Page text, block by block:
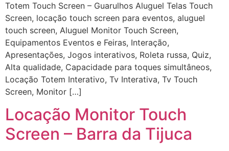
Totem Touch Screen – Guarulhos Aluguel Telas Touch
Screen, locação touch screen para eventos, aluguel
touch screen, Aluguel Monitor Touch Screen,
Equipamentos Eventos e Feiras, Interação,
Apresentações, Jogos interativos, Roleta russa, Quiz,
Alta qualidade, Capacidade para toques simultâneos,
Locação Totem Interativo, Tv Interativa, Tv Touch
Screen, Monitor […]
Locação Monitor Touch
Screen – Barra da Tijuca